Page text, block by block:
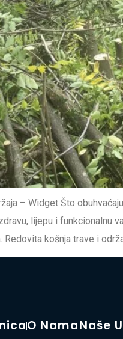
– Widget Što
lijepu i funkcionalnu
košnja trave i
O NamaNaše